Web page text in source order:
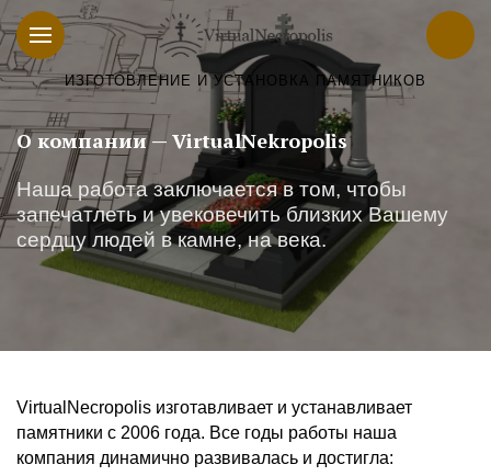
ИЗГОТОВЛЕНИЕ И УСТАНОВКА ПАМЯТНИКОВ
О компании — VirtualNekropolis
Наша работа заключается в том, чтобы
запечатлеть и увековечить близких Вашему
сердцу людей в камне, на века.
VirtualNecropolis изготавливает и устанавливает
памятники с 2006 года. Все годы работы наша
компания динамично развивалась и достигла: